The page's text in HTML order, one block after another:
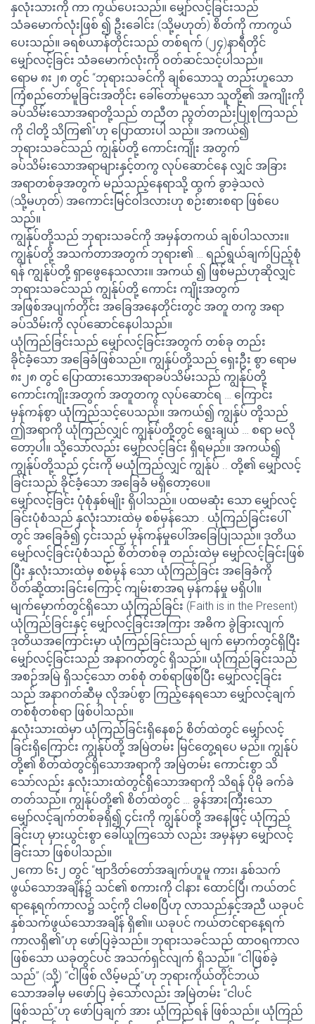
နှလုံးသားကို ကာ ကွယ်ပေးသည်။ မျှော်လင့်ခြင်းသည်
သံခမောက်လုံးဖြစ် ၍ ဦးခေါင်း (သို့မဟုတ်) စိတ်ကို ကာကွယ်
ပေးသည်။ ခရစ်ယာန်တိုင်းသည် တစ်ရက် (၂၄)နာရီတိုင်
မျှော်လင့်ခြင်း သံခမောက်လုံးကို ဝတ်ဆင်သင့်ပါသည်။
ရောမ ၈း၂၈ တွင် “ဘုရားသခင်ကို ချစ်သောသူ တည်းဟူသော
ကြံစည်တော်မူခြင်းအတိုင်း ခေါ်တော်မူသော သူတို့၏ အကျိုးကို
ခပ်သိမ်းသောအရာတို့သည် တညီတ ညွတ်တည်းပြုစုကြသည်
ကို ငါတို့ သိကြ၏”ဟု ပြောထားပါ သည်။ အကယ်၍
ဘုရားသခင်သည် ကျွန်ုပ်တို့ ကောင်းကျိုး အတွက်
ခပ်သိမ်းသောအရာများနှင့်တကွ လုပ်ဆောင်နေ လျှင် အခြား
အရာတစ်ခုအတွက် မည်သည့်နေရာသို့ ထွက် ခွာခဲ့သလဲ
(သို့မဟုတ်) အကောင်းမြင်ဝါဒလားဟု စဉ်းစားစရာ ဖြစ်ပေ
သည်။
ကျွန်ုပ်တို့သည် ဘုရားသခင်ကို အမှန်တကယ် ချစ်ပါသလား။
ကျွန်ုပ်တို့ အသက်တာအတွက် ဘုရား၏ … ရည်ရွယ်ချက်ပြည့်စုံ
ရန် ကျွန်ုပ်တို့ ရှာဖွေနေသလား။ အကယ် ၍ ဖြစ်မည်ဟုဆိုလျှင်
ဘုရားသခင်သည် ကျွန်ုပ်တို့ ကောင်း ကျိုးအတွက်
အဖြစ်အပျက်တိုင်း အခြေအနေတိုင်းတွင် အတူ တကွ အရာ
ခပ်သိမ်းကို လုပ်ဆောင်နေပါသည်။
ယုံကြည်ခြင်းသည် မျှော်လင့်ခြင်းအတွက် တစ်ခု တည်း
ခိုင်ခံ့သော အခြေခံဖြစ်သည်။ ကျွန်ုပ်တို့သည် ရှေးဦး စွာ ရောမ
၈း၂၈ တွင် ပြောထားသောအရာခပ်သိမ်းသည် ကျွန်ုပ်တို့
ကောင်းကျိုးအတွက် အတူတကွ လုပ်ဆောင်ရ … ကြောင်း
မှန်ကန်စွာ ယုံကြည်သင့်ပေသည်။ အကယ်၍ ကျွန်ုပ် တို့သည်
ဤအရာကို ယုံကြည်လျှင် ကျွန်ုပ်တို့တွင် ရွေးချယ် … စရာ မလို
တော့ပါ။ သို့သော်လည်း မျှော်လင့်ခြင်း ရှိရမည်။ အကယ်၍
ကျွန်ုပ်တို့သည် ၄င်းကို မယုံကြည်လျှင် ကျွန်ုပ် .. တို့၏ မျှော်လင့်
ခြင်းသည် ခိုင်ခံ့သော အခြေခံ မရှိတော့ပေ။
မျှော်လင့်ခြင်း ပုံစုံနှစ်မျိုး ရှိပါသည်။ ပထမဆုံး သော မျှော်လင့်
ခြင်းပုံစံသည် နှလုံးသားထဲမှ စစ်မှန်သော . ယုံကြည်ခြင်းပေါ်
တွင် အခြေခံ၍ ၄င်းသည် မှန်ကန်မှုပေါ်အခြေပြုသည်။ ဒုတိယ
မျှော်လင့်ခြင်းပုံစံသည် စိတ်တစ်ခု တည်းထဲမှ မျှော်လင့်ခြင်းဖြစ်
ပြီး နှလုံးသားထဲမှ စစ်မှန် သော ယုံကြည်ခြင်း အခြေခံကို
ပိတ်ဆို့ထားခြင်းကြောင့် ကျမ်းစာအရ မှန်ကန်မှု မရှိပါ။
မျက်မှောက်တွင်ရှိသော ယုံကြည်ခြင်း (Faith is in the Present)
ယုံကြည်ခြင်းနှင့် မျှော်လင့်ခြင်းအကြား အဓိက ခွဲခြားလျက်
ဒုတိယအကြောင်းမှာ ယုံကြည်ခြင်းသည် မျက် မှောက်တွင်ရှိပြီး
မျှော်လင့်ခြင်းသည် အနာဂတ်တွင် ရှိသည်။ ယုံကြည်ခြင်းသည်
အစဉ်အမြဲ ရှိသင့်သော တစ်စုံ တစ်ရာဖြစ်ပြီး မျှော်လင့်ခြင်း
သည် အနာဂတ်ဆီမှ လိုအပ်စွာ ကြည့်နေရသော မျှော်လင့်ချက်
တစ်စုံတစ်ရာ ဖြစ်ပါသည်။
နှလုံးသားထဲမှာ ယုံကြည်ခြင်းရှိနေစဉ် စိတ်ထဲတွင် မျှော်လင့်
ခြင်းရှိကြောင်း ကျွန်ုပ်တို့ အမြဲတမ်း မြင်တွေ့ရပေ မည်။ ကျွန်ုပ်
တို့၏ စိတ်ထဲတွင်ရှိသောအရာကို အမြဲတမ်း ကောင်းစွာ သိ
သော်လည်း နှလုံးသားထဲတွင်ရှိသောအရာကို သိရန် ပိုမို ခက်ခဲ
တတ်သည်။ ကျွန်ုပ်တို့၏ စိတ်ထဲတွင် … ခွန်အားကြီးသော
မျှော်လင့်ချက်တစ်ခုရှိ၍ ၄င်းကို ကျွန်ုပ်တို့ အနေဖြင့် ယုံကြည်
ခြင်းဟု မှားယွင်းစွာ ခေါ်ယူကြသော် လည်း အမှန်မှာ မျှော်လင့်
ခြင်းသာ ဖြစ်ပါသည်။
၂ကော ၆း၂ တွင် “ဗျာဒိတ်တော်အချက်ဟူမူ ကား၊ နှစ်သက်
ဖွယ်သောအချိန်၌ သင်၏ စကားကို ငါနား ထောင်ပြီ၊ ကယ်တင်
ရာနေ့ရက်ကာလ၌ သင့်ကို ငါမစပြီဟု လာသည်နှင့်အညီ ယခုပင်
နှစ်သက်ဖွယ်သောအချိန် ရှိ၏။ ယခုပင် ကယ်တင်ရာနေ့ရက်
ကာလရှိ၏”ဟု ဖော်ပြခဲ့သည်။ ဘုရားသခင်သည် ထာဝရကာလ
ဖြစ်သော ယခုတွင်ပင် အသက်ရှင်လျက် ရှိသည်။ “ငါဖြစ်ခဲ့
သည်” (သို့) “ငါဖြစ် လိမ့်မည်”ဟု ဘုရားကိုယ်တိုင်ဘယ်
သောအခါမှ မဖော်ပြ ခဲ့သော်လည်း အမြဲတမ်း “ငါပင်
ဖြစ်သည်”ဟု ဖော်ပြချက် အား ယုံကြည်ရန် ဖြစ်သည်။ ယုံကြည်